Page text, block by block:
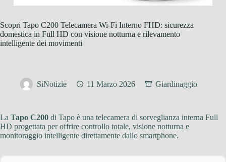
Scopri Tapo C200 Telecamera Wi-Fi Interno FHD: sicurezza
domestica in Full HD con visione notturna e rilevamento
intelligente dei movimenti
SiNotizie 11 Marzo 2026 Giardinaggio
La Tapo C200 di Tapo è una telecamera di sorveglianza interna Full
HD progettata per offrire controllo totale, visione notturna e
monitoraggio intelligente direttamente dallo smartphone.